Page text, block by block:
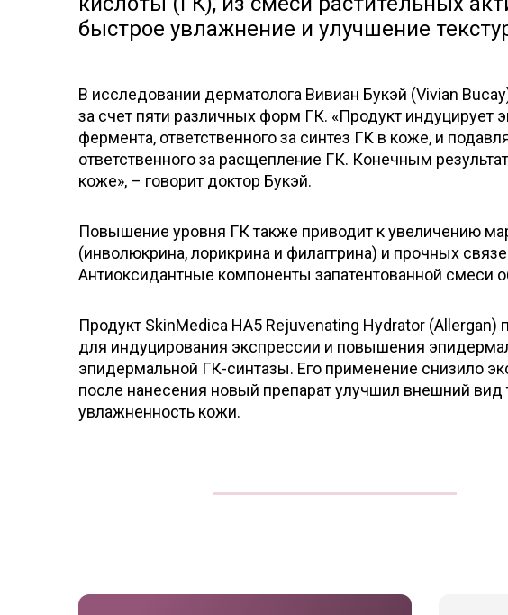
быстрое увлажнение и улучшение
В исследовании дерматолога Вивиан Букэй (Vivian
за счет пяти различных форм ГК. «Продукт индуцирует
фермента, ответственного за синтез ГК в коже, и
ответственного за расщепление ГК. Конечным
коже», – говорит доктор Букэй.
Повышение уровня ГК также приводит к увеличению
(инволюкрина, лорикрина и филаггрина) и прочных
Антиоксидантные компоненты запатентованной
Продукт SkinMedica HA5 Rejuvenating Hydrator
для индуцирования экспрессии и повышения
эпидермальной ГК-синтазы. Его применение снизило
после нанесения новый препарат улучшил внешний
увлажненность кожи.